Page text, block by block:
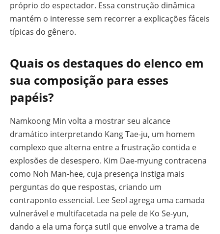
próprio do espectador. Essa construção dinâmica
mantém o interesse sem recorrer a explicações fáceis
típicas do gênero.
Quais os destaques do elenco em
sua composição para esses
papéis?
Namkoong Min volta a mostrar seu alcance
dramático interpretando Kang Tae-ju, um homem
complexo que alterna entre a frustração contida e
explosões de desespero. Kim Dae-myung contracena
como Noh Man-hee, cuja presença instiga mais
perguntas do que respostas, criando um
contraponto essencial. Lee Seol agrega uma camada
vulnerável e multifacetada na pele de Ko Se-yun,
dando a ela uma força sutil que envolve a trama de